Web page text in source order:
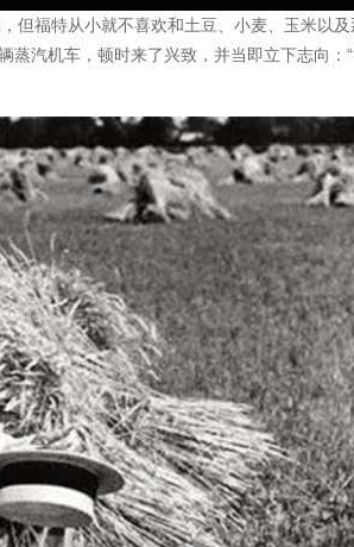
但福特从小就不喜欢和土豆、小麦、玉米以及
蒸汽机车，顿时来了兴致，并当即立下志向：